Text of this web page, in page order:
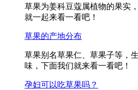
草果为姜科豆蔻属植物的果实
就一起来看一看吧！
草果的产地分布
草果别名草果仁、草果子等，
味，下面我们就来看一看吧！
孕妇可以吃草果吗？